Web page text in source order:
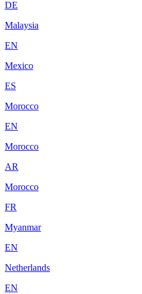
DE
Malaysia
EN
Mexico
ES
Morocco
EN
Morocco
AR
Morocco
FR
Myanmar
EN
Netherlands
EN